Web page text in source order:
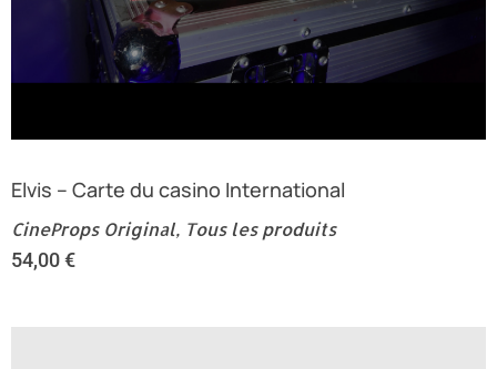
Elvis – Carte du casino International
CineProps Original, Tous les produits
54,00€